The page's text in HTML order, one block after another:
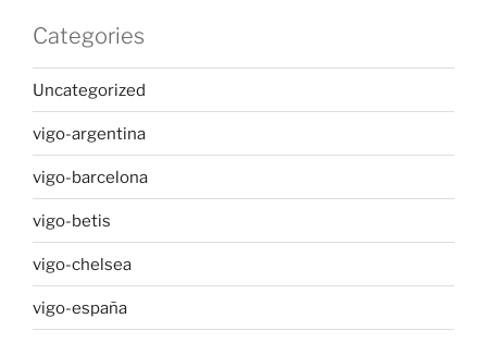
Categories
Uncategorized
vigo-argentina
vigo-barcelona
vigo-betis
vigo-chelsea
vigo-españa